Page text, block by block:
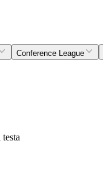
Conference League